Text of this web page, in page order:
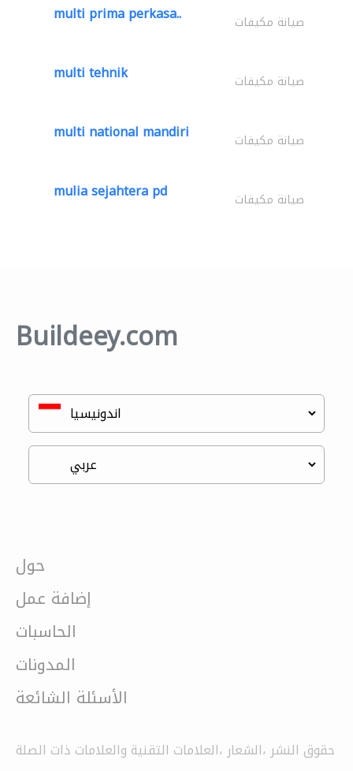
multi prima perkasa.. صيانة مكيفات
multi tehnik صيانة مكيفات
multi national mandiri صيانة مكيفات
mulia sejahtera pd صيانة مكيفات
Buildeey.com
حول
إضافة عمل
الحاسبات
المدونات
الأسئلة الشائعة
حقوق النشر ،الشعار ،العلامات التقنية والعلامات ذات الصلة